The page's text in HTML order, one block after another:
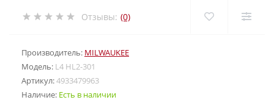
Отзывы: (0)
Производитель: MILWAUKEE
Модель: L4 HL2-301
Артикул:4933479963
Наличие: Есть в наличии